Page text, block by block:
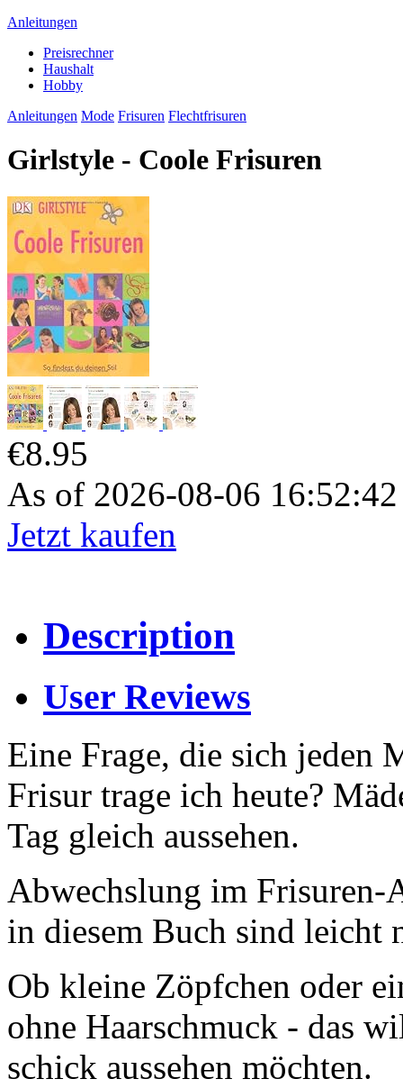
Anleitungen
Preisrechner
Haushalt
Hobby
Anleitungen Mode Frisuren Flechtfrisuren
Girlstyle - Coole Frisuren
€8.95
As of 2026-08-06
Jetzt kaufen
Description
User Reviews
Eine Frage, die sich jeden
Frisur trage ich heute?
Tag gleich aussehen.
Abwechslung im Frisuren-
in diesem Buch sind leicht
Ob kleine Zöpfchen oder
ohne Haarschmuck - das
schick aussehen möchten.